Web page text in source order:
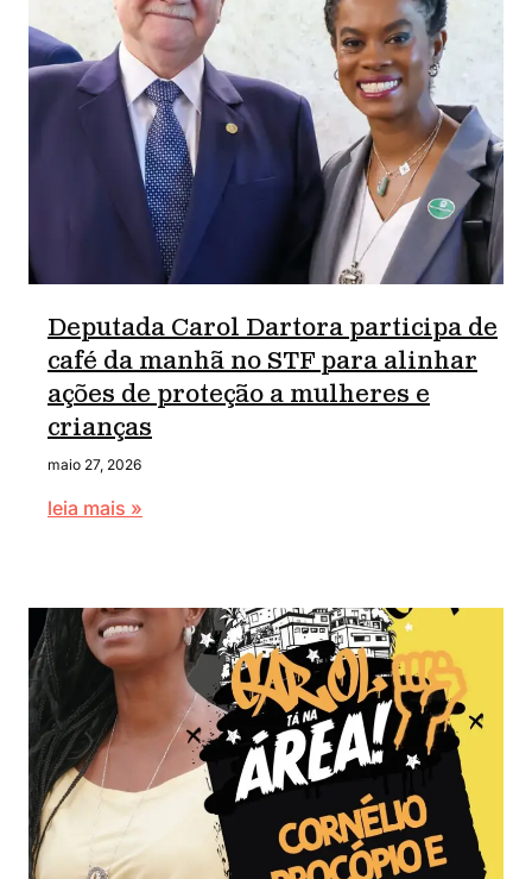
Deputada Carol Dartora participa de
café da manhã no STF para alinhar
ações de proteção a mulheres e
crianças
maio 27, 2026
leia mais »